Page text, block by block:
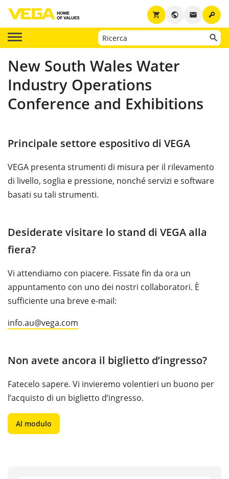
key
email
public
shopping_cart
New South Wales Water
Industry Operations
Conference and Exhibitions
Principale settore espositivo di VEGA
VEGA presenta strumenti di misura per il rilevamento
di livello, soglia e pressione, nonché servizi e software
basati su tali strumenti.
Desiderate visitare lo stand di VEGA alla
fiera?
Vi attendiamo con piacere. Fissate fin da ora un
appuntamento con uno dei nostri collaboratori. È
sufficiente una breve e-mail:
info.au@vega.com
Non avete ancora il biglietto d’ingresso?
Fatecelo sapere. Vi invieremo volentieri un buono per
l’acquisto di un biglietto d’ingresso.
Al modulo